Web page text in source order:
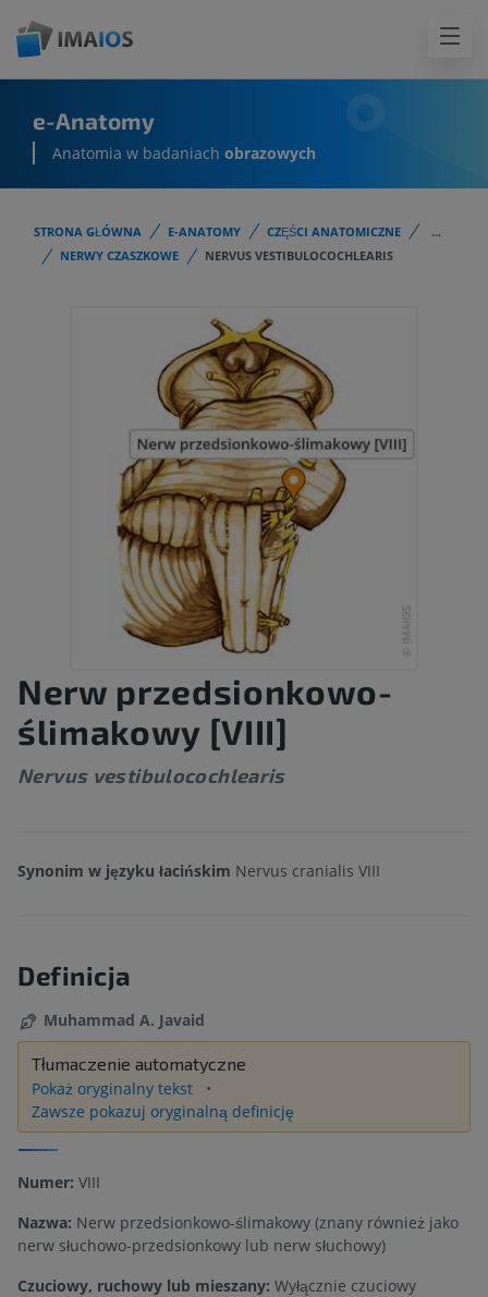
e-Anatomy
Anatomia w badaniach obrazowych
STRONA GŁÓWNA E-ANATOMY CZĘŚCI ANATOMICZNE
...
NERWY CZASZKOWE
NERVUS VESTIBULOCOCHLEARIS
Nerw przedsionkowo-
ślimakowy [VIII]
Nervus vestibulocochlearis
Synonim w języku łacińskim Nervus cranialis VIII
Definicja
Muhammad A. Javaid
Tłumaczenie automatyczne
Pokaż oryginalny tekst
Zawsze pokazuj oryginalną definicję
Numer: VIII
Nazwa: Nerw przedsionkowo-ślimakowy (znany również jako
nerw słuchowo-przedsionkowy lub nerw słuchowy)
Czuciowy, ruchowy lub mieszany: Wyłącznie czuciowy